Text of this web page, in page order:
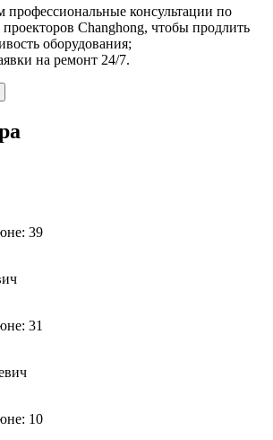
профессиональные консультации по
Changhong, чтобы продлить
оборудования;
на ремонт 24/7.
: 39
: 31
: 10